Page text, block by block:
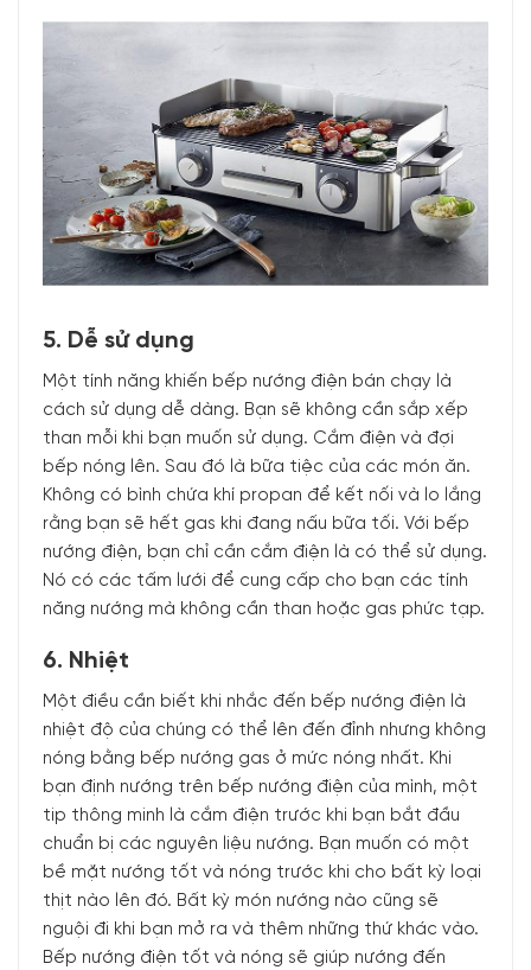
5. Dễ sử dụng
Một tính năng khiến bếp nướng điện bán chạy là
cách sử dụng dễ dàng. Bạn sẽ không cần sắp xếp
than mỗi khi bạn muốn sử dụng. Cắm điện và đợi
bếp nóng lên. Sau đó là bữa tiệc của các món ăn.
Không có bình chứa khí propan để kết nối và lo lắng
rằng bạn sẽ hết gas khi đang nấu bữa tối. Với bếp
nướng điện, bạn chỉ cần cắm điện là có thể sử dụng.
Nó có các tấm lưới để cung cấp cho bạn các tính
năng nướng mà không cần than hoặc gas phức tạp.
6. Nhiệt
Một điều cần biết khi nhắc đến bếp nướng điện là
nhiệt độ của chúng có thể lên đến đỉnh nhưng không
nóng bằng bếp nướng gas ở mức nóng nhất. Khi
bạn định nướng trên bếp nướng điện của mình, một
tip thông minh là cắm điện trước khi bạn bắt đầu
chuẩn bị các nguyên liệu nướng. Bạn muốn có một
bề mặt nướng tốt và nóng trước khi cho bất kỳ loại
thịt nào lên đó. Bất kỳ món nướng nào cũng sẽ
nguội đi khi bạn mở ra và thêm những thứ khác vào.
Bếp nướng điện tốt và nóng sẽ giúp nướng đến